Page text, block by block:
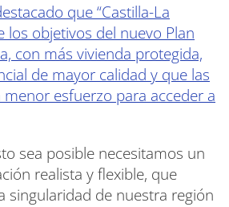
que “Castilla-La
los objetivos del nuevo Plan
con más vivienda protegida,
de mayor calidad y que las
esfuerzo para acceder a
sea posible necesitamos un
realista y flexible, que
singularidad de nuestra región